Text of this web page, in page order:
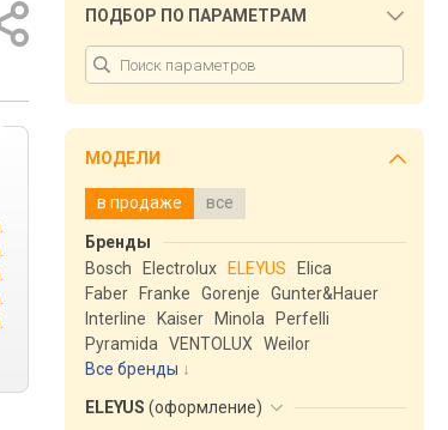
ПОДБОР ПО ПАРАМЕТРАМ
МОДЕЛИ
в продаже все
Бренды
Bosch
Electrolux ELEYUS
Elica
Faber
Franke Gorenje
Gunter&Hauer
Interline
Kaiser Minola
Perfelli
Pyramida
VENTOLUX
Weilor
Все бренды
ELEYUS (оформление)